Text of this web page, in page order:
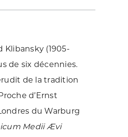
(1905-
de six décennies.
de la tradition
d’Ernst
du Warburg
Medii Ævi